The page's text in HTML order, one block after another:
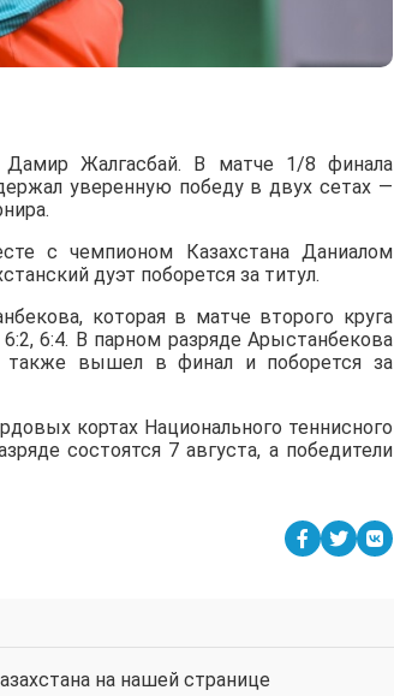
Дамир Жалгасбай. В матче 1/8 финала
уверенную победу в двух сетах —
с чемпионом Казахстана Даниалом
дуэт поборется за титул.
которая в матче второго круга
6:4. В парном разряде Арыстанбекова
также вышел в финал и поборется за
кортах Национального теннисного
состоятся 7 августа, а победители
на нашей странице